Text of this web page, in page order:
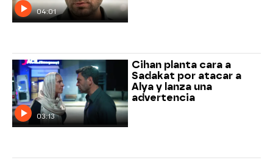
04:01
03:13
Cihan planta cara a
Sadakat por atacar a
Alya y lanza una
advertencia